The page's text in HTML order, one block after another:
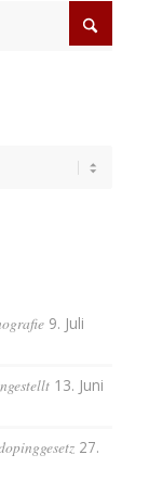
9. Juli
13. Juni
27.